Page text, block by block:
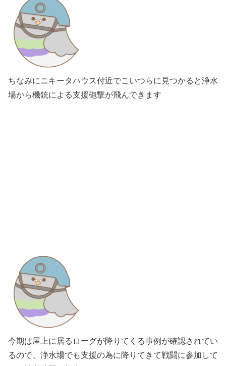
ちなみにニキータハウス付近でこいつらに見つかると浄水
場から機銃による支援砲撃が飛んできます
今期は屋上に居るローグが降りてくる事例が確認されてい
るので、浄水場でも支援の為に降りてきて戦闘に参加して